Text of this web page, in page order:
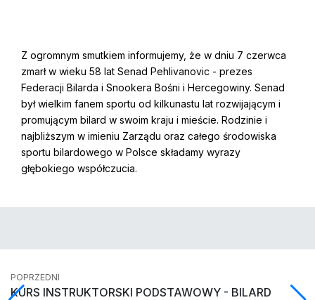
Z ogromnym smutkiem informujemy, że w dniu 7 czerwca
zmarł w wieku 58 lat Senad Pehlivanovic - prezes
Federacji Bilarda i Snookera Bośni i Hercegowiny. Senad
był wielkim fanem sportu od kilkunastu lat rozwijającym i
promującym bilard w swoim kraju i mieście. Rodzinie i
najbliższym w imieniu Zarządu oraz całego środowiska
sportu bilardowego w Polsce składamy wyrazy
głębokiego współczucia.
POPRZEDNI
KURS INSTRUKTORSKI PODSTAWOWY - BILARD